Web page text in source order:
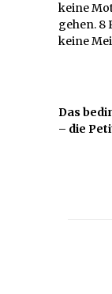
keine
gehen. 8
keine
Das
– die